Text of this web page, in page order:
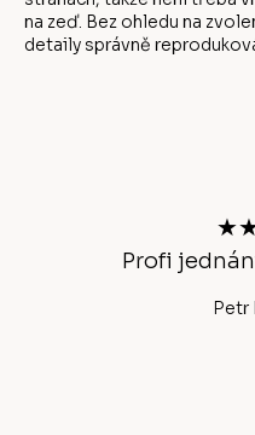
na zeď. Bez ohledu na
detaily správně
Profi
Petr